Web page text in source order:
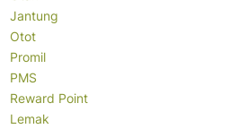
Jantung
Otot
Promil
PMS
Reward Point
Lemak